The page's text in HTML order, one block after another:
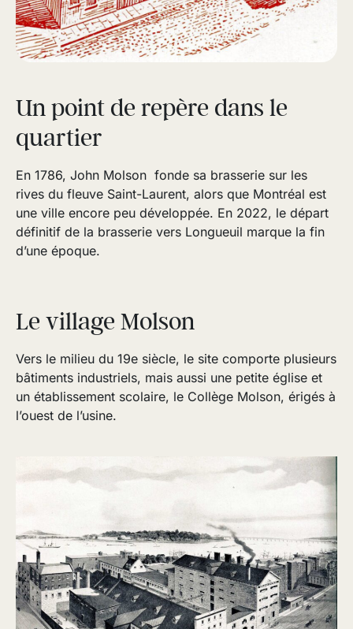
Un point de repère dans le
quartier
En 1786, John Molson fonde sa brasserie sur les
rives du fleuve Saint-Laurent, alors que Montréal est
une ville encore peu développée. En 2022, le départ
définitif de la brasserie vers Longueuil marque la fin
d’une époque.
Le village Molson
Vers le milieu du 19e siècle, le site comporte plusieurs
bâtiments industriels, mais aussi une petite église et
un établissement scolaire, le Collège Molson, érigés à
l’ouest de l’usine.